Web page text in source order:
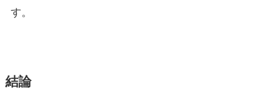
す。
結論